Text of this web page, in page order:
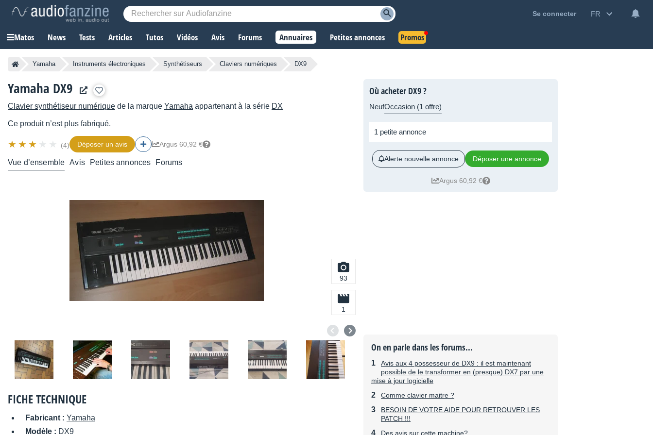
Se connecter FR
Matos News Tests Articles Tutos Vidéos Avis Forums Annuaires Petites annonces Promos
Yamaha Instruments électroniques Synthétiseurs Claviers numériques DX9
Yamaha DX9
Clavier synthétiseur numérique de la marque Yamaha appartenant à la série DX
Ce produit n’est plus fabriqué.
(4) Déposer un avis Argus 60,92 €
Vue d’ensemble Avis Petites annonces Forums
93
1
FICHE TECHNIQUE
Fabricant : Yamaha
Modèle : DX9
Où acheter DX9 ?
NeufOccasion (1 offre)
1 petite annonce
Alerte nouvelle annonce Déposer une annonce
Argus 60,92 €
On en parle dans les forums...
Avis aux 4 possesseur de DX9 : il est maintenant
possible de le transformer en (presque) DX7 par une
mise à jour logicielle
Comme clavier maitre ?
BESOIN DE VOTRE AIDE POUR RETROUVER LES
PATCH !!!
Des avis sur cette machine?